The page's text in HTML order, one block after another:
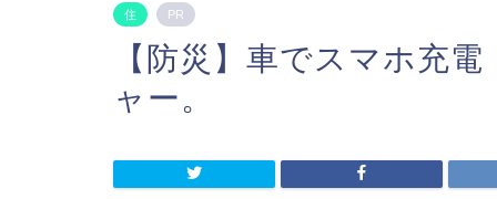
住 PR
【防災】車でスマホ充
ャー。